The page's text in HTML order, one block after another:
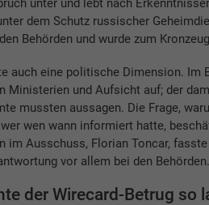
dem Schutz russischer
Behörden und wurde zum
auch eine politische Dimension. Im
Ministerien und Aufsicht auf; der
mussten aussagen. Die Frage,
wen wann informiert hatte,
im Ausschuss, Florian Toncar,
vor allem bei den Behörden.
der Wirecard-Betrug so